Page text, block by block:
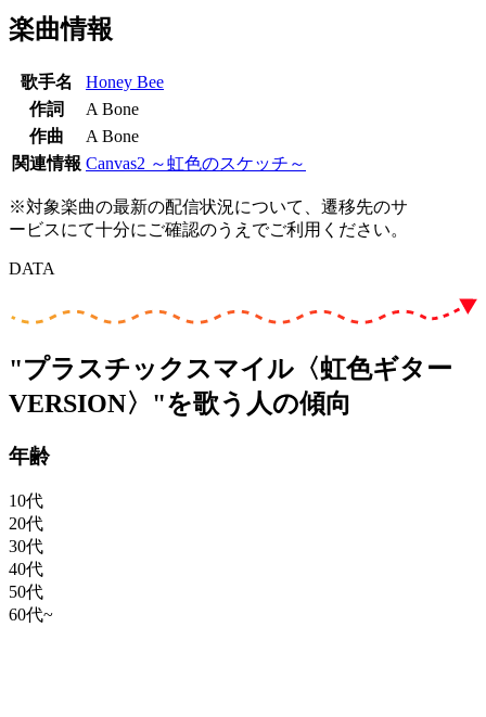
楽曲情報
歌手名
Honey Bee
作詞
A Bone
作曲
A Bone
関連情報 Canvas2 ～虹色のスケッチ～
※対象楽曲の最新の配信状況について、遷移先のサ
ービスにて十分にご確認のうえでご利用ください。
DATA
"プラスチックスマイル〈虹色ギター
VERSION〉"を歌う人の傾向
年齢
10代
20代
30代
40代
50代
60代~